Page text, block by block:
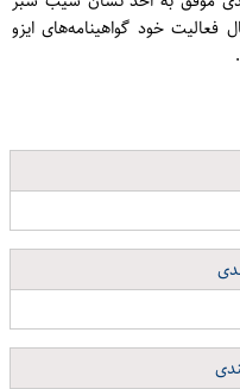
خود گواهینامه‌های ایزو